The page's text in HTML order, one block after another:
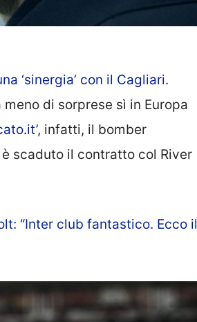
‘sinergia’ con il Cagliari.
di sorprese sì in Europa
, infatti, il bomber
scaduto il contratto col River
“Inter club fantastico. Ecco il